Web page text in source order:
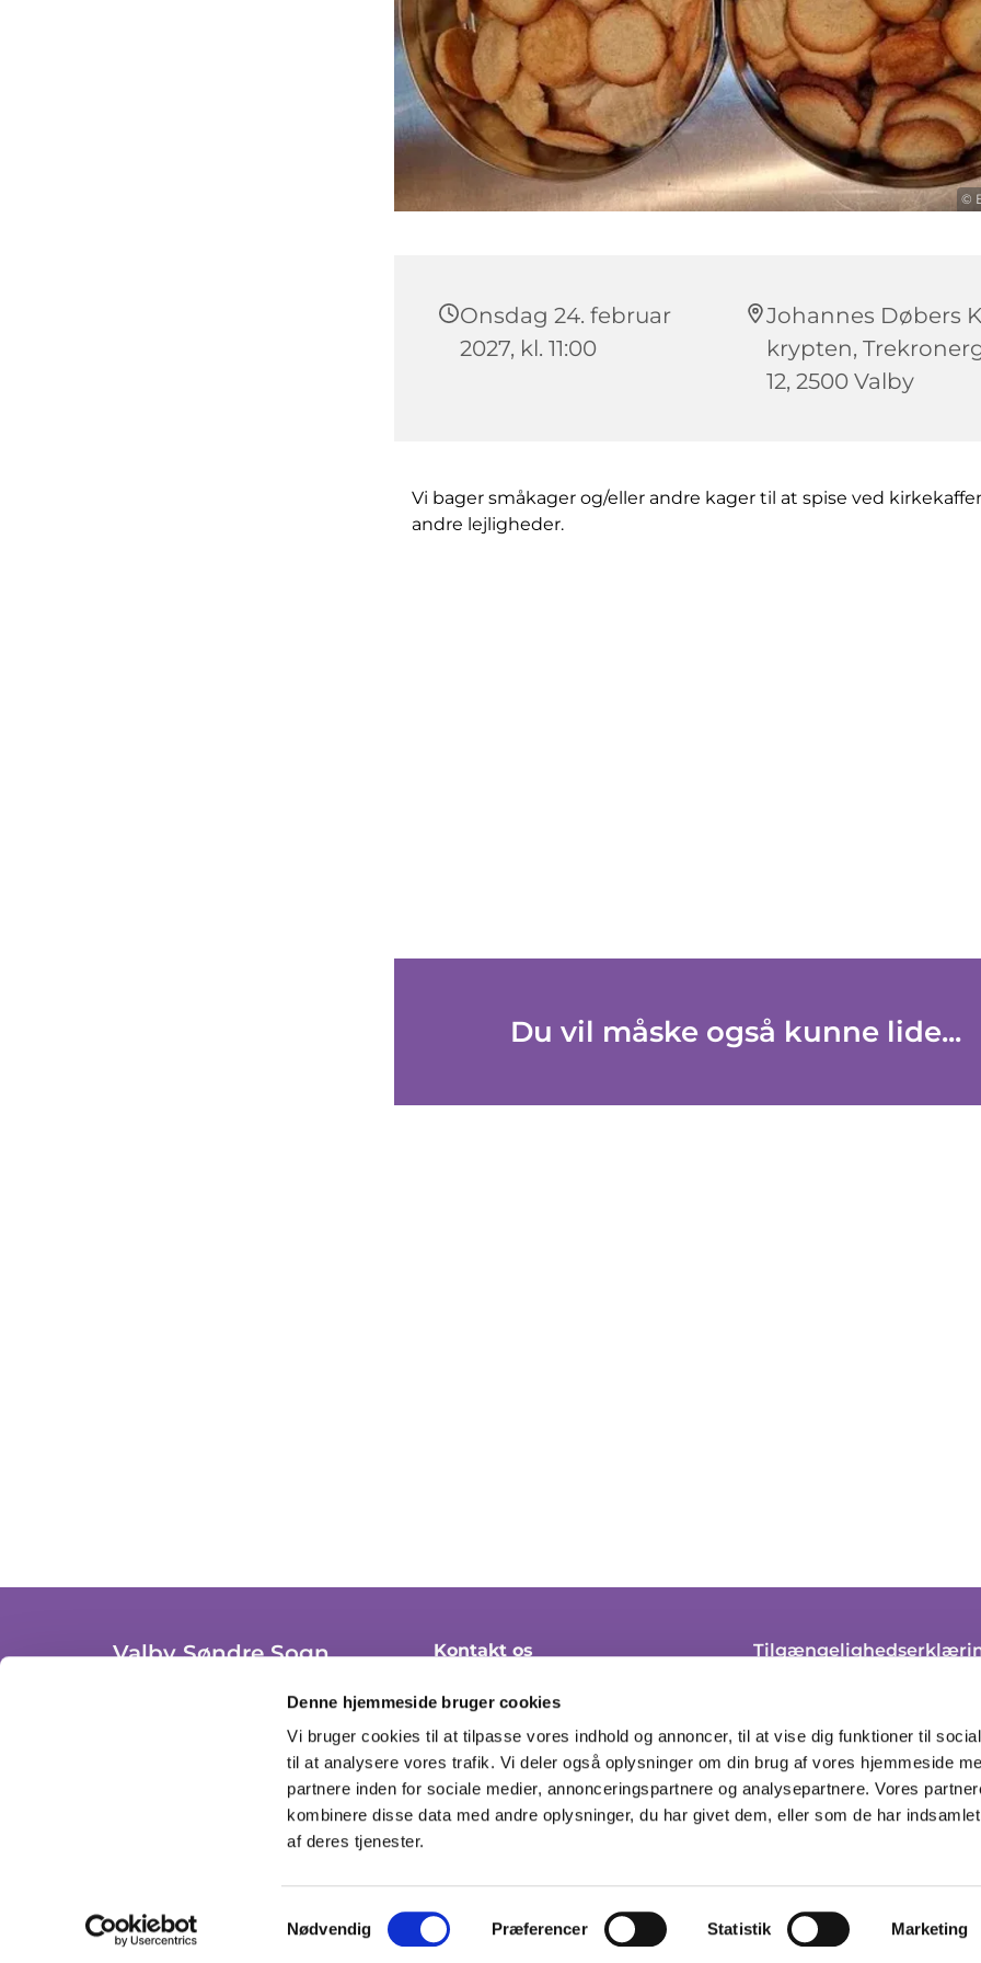
Denne hjemmeside bruger cookies
Vi bruger cookies til at tilpasse vores indhold og annoncer, til at vise dig funktioner til
til at analysere vores trafik. Vi deler også oplysninger om din brug af vores hjemmeside
partnere inden for sociale medier, annonceringspartnere og analysepartnere. Vores
kombinere disse data med andre oplysninger, du har givet dem, eller som de har
af deres tjenester.
Samtykkevalg
Nødvendig Præferencer Statistik Marketing
©
Onsdag 24. februar
2027, kl. 11:00
Johannes Døbers
krypten,
12, 2500 Valby
Vi bager småkager og/eller andre kager til at spise ved
andre lejligheder.
Du vil måske også kunne lide...
Valby Søndre Sogn
Trekronergade 3A, st. th.
Kontakt os
valbysoendre.sogn@km.dk
Se åbningstider her
Cookie-politik
Tilmeld til nyhedsbrev
Privatlivspolitik Log på ChurchDesk